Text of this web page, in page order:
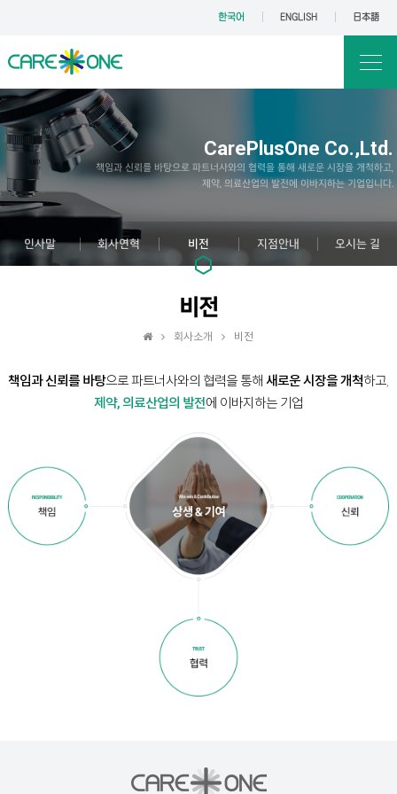
한국어 ENGLISH 日本語
CarePlusOne Co.,Ltd.
책임과 신뢰를 바탕으로 파트너사와의 협력을 통해 새로운 시장을 개척하고,
제약, 의료산업의 발전에 이바지하는 기업입니다.
인사말 회사연혁 비전 지점안내 오시는 길
비전
회사소개 비전
책임과 신뢰를 바탕으로 파트너사와의 협력을 통해새로운 시장을 개척하고,
제약, 의료산업의 발전에 이바지하는 기업